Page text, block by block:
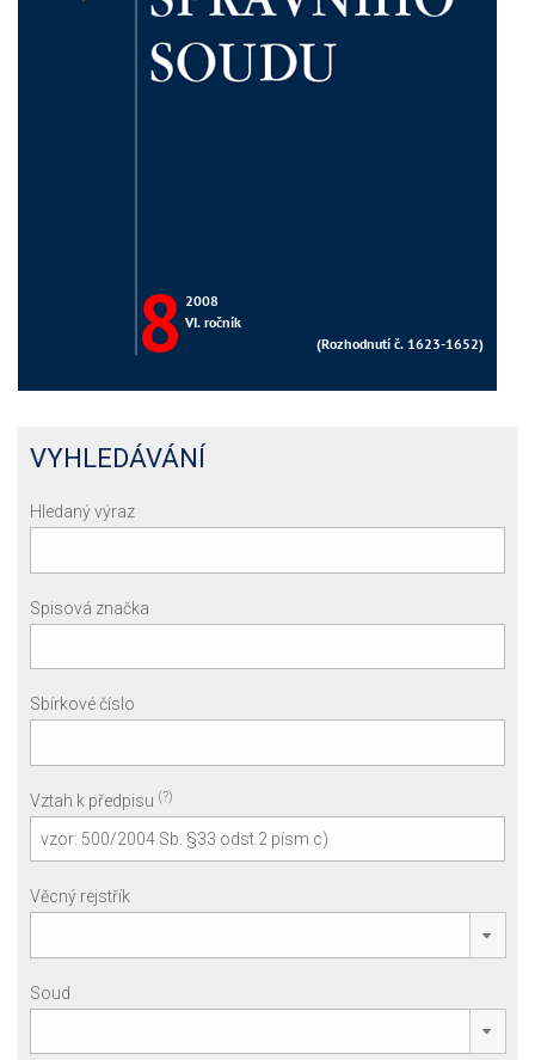
VYHLEDÁVÁNÍ
Hledaný výraz
Spisová značka
Sbírkové číslo
Vztah k předpisu (?)
Věcný rejstřík
Soud